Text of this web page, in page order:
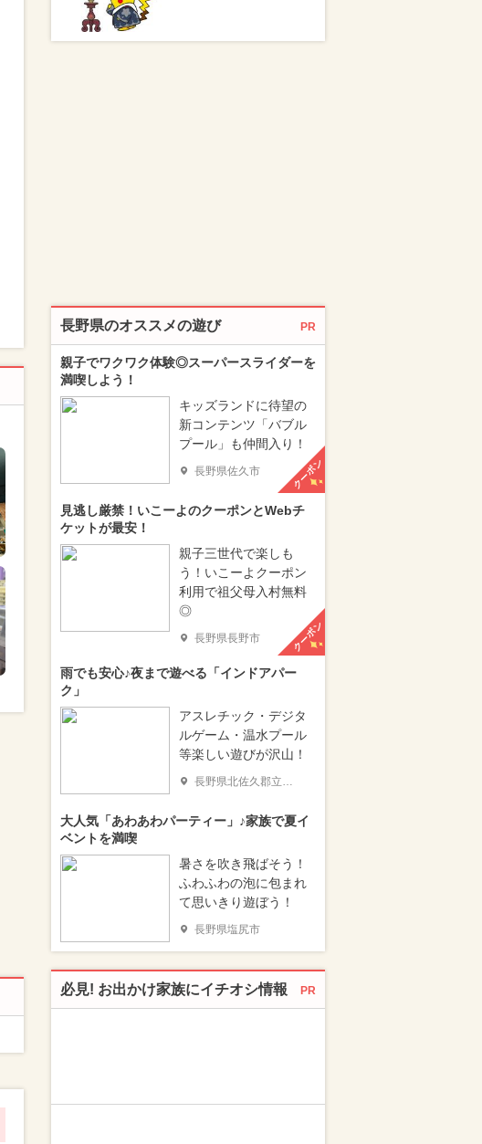
長野県のオススメの遊び PR
親子でワクワク体験◎スーパースライダーを
満喫しよう！
キッズランドに待望の
新コンテンツ「バブル
プール」も仲間入り！
長野県佐久市 クーポン
見逃し厳禁！いこーよのクーポンとWebチ
ケットが最安！
親子三世代で楽しも
う！いこーよクーポン
利用で祖父母入村無料
◎
長野県長野市 クーポン
雨でも安心♪夜まで遊べる「インドアパー
ク」
アスレチック・デジタ
ルゲーム・温水プール
等楽しい遊びが沢山！
長野県北佐久郡立科町
大人気「あわあわパーティー」♪家族で夏イ
ベントを満喫
暑さを吹き飛ばそう！
ふわふわの泡に包まれ
て思いきり遊ぼう！
長野県塩尻市
必見! お出かけ家族にイチオシ情報 PR